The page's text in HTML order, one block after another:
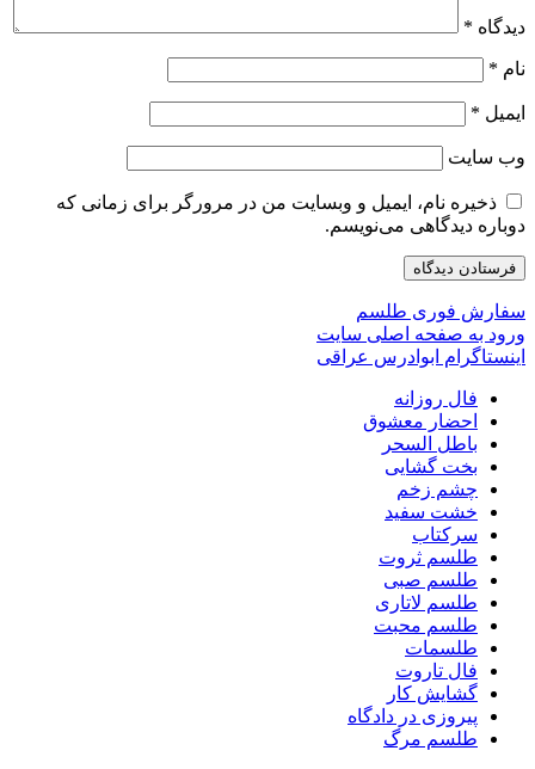
دیدگاه *
نام *
ایمیل *
وب‌ سایت
ذخیره نام، ایمیل و وبسایت من در مرورگر برای زمانی که
دوباره دیدگاهی می‌نویسم.
سفارش فوری طلسم
ورود به صفحه اصلی سایت
اینستاگرام ابوادرس عراقی
فال روزانه
احضار معشوق
باطل السحر
بخت گشایی
چشم زخم
خشت سفید
سرکتاب
طلسم ثروت
طلسم صبی
طلسم لاتاری
طلسم محبت
طلسمات
فال تاروت
گشایش کار
پیروزی در دادگاه
طلسم مرگ